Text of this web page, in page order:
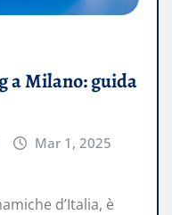
a Milano: guida
Mar 1, 2025
d’Italia, è